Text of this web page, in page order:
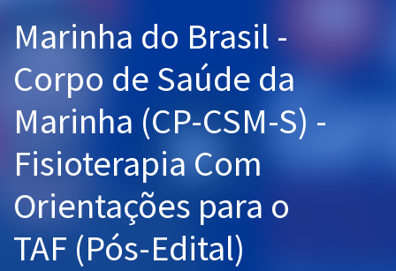
Graduação
OAB
Mentorias
Questões grátis
Conteúdo gratuito
Marinha do Brasil -
Corpo de Saúde da
Marinha (CP-CSM-S) -
Fisioterapia Com
Orientações para o
TAF (Pós-Edital)